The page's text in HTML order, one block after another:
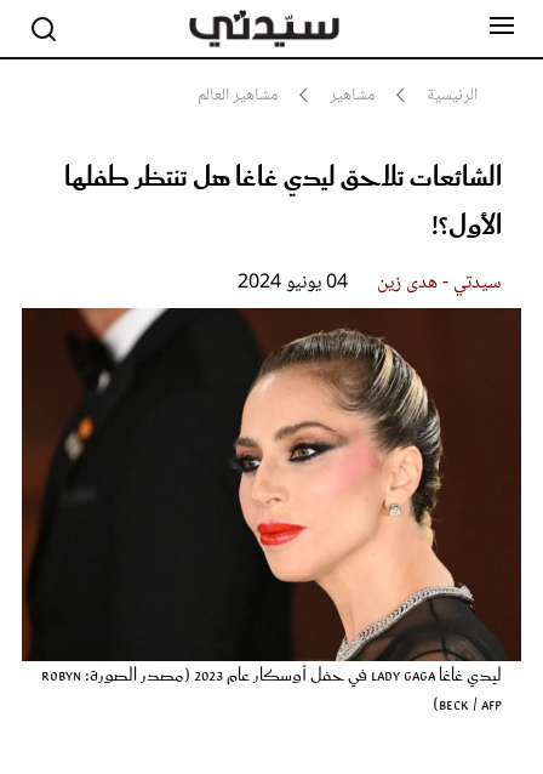
الرئيسية مشاهير مشاهير العالم
الشائعات تلاحق ليدي غاغا هل تنتظر طفلها
الأول؟!
سيدتي - هدى زين 04 يونيو 2024
ليدي غاغا Lady Gaga في حفل أوسكار عام 2023 (مصدر الصورة: Robyn
BECK / AFP)
مشاهير
جمال
سيدتي وطفلك
لايف ستايل
مطبخ سيدتي
مقالات الرأي
عروس سيدتي